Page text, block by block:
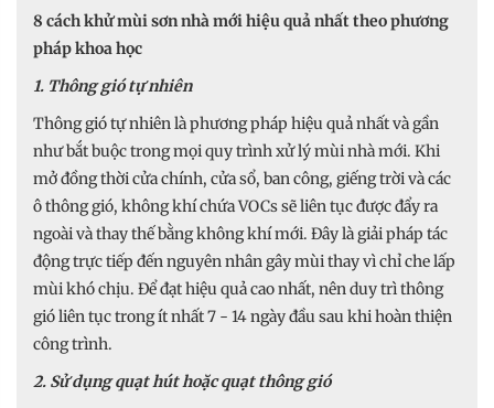
8 cách khử mùi sơn nhà mới hiệu quả nhất theo phương
pháp khoa học
1. Thông gió tự nhiên
Thông gió tự nhiên là phương pháp hiệu quả nhất và gần
như bắt buộc trong mọi quy trình xử lý mùi nhà mới. Khi
mở đồng thời cửa chính, cửa sổ, ban công, giếng trời và các
ô thông gió, không khí chứa VOCs sẽ liên tục được đẩy ra
ngoài và thay thế bằng không khí mới. Đây là giải pháp tác
động trực tiếp đến nguyên nhân gây mùi thay vì chỉ che lấp
mùi khó chịu. Để đạt hiệu quả cao nhất, nên duy trì thông
gió liên tục trong ít nhất 7 - 14 ngày đầu sau khi hoàn thiện
công trình.
2. Sử dụng quạt hút hoặc quạt thông gió